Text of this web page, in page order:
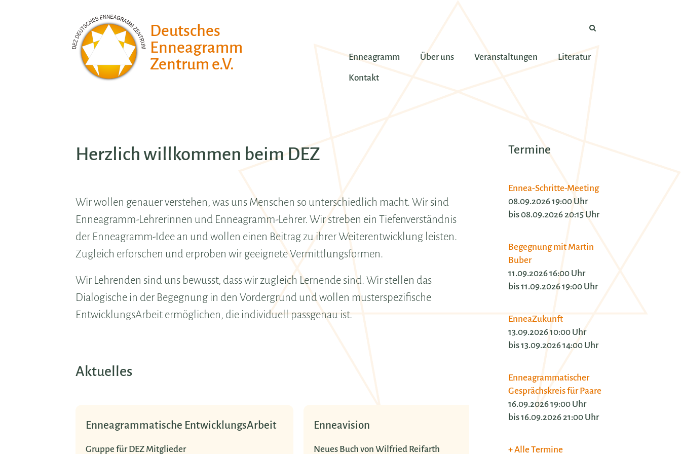
Deutsches
Enneagramm
Zentrum e.V.
Enneagramm Über uns Veranstaltungen Literatur
Kontakt
Herzlich willkommen beim DEZ
Wir wollen genauer verstehen, was uns Menschen so unterschiedlich macht. Wir sind
Enneagramm-Lehrerinnen und Enneagramm-Lehrer. Wir streben ein Tiefenverständnis
der Enneagramm-Idee an und wollen einen Beitrag zu ihrer Weiterentwicklung leisten.
Zugleich erforschen und erproben wir geeignete Vermittlungsformen.
Wir Lehrenden sind uns bewusst, dass wir zugleich Lernende sind. Wir stellen das
Dialogische in der Begegnung in den Vordergrund und wollen musterspezifische
EntwicklungsArbeit ermöglichen, die individuell passgenau ist.
Aktuelles
Enneavision
Neues Buch von Wilfried Reifarth
Gelebtes Enneagramm
Auf der Grundlage der Enneagramm-Idee möchten wir in
Termine
Ennea-Schritte-Meeting
08.09.2026 19:00 Uhr
bis 08.09.2026 20:15 Uhr
Begegnung mit Martin
Buber
11.09.2026 16:00 Uhr
bis 11.09.2026 19:00 Uhr
EnneaZukunft
13.09.2026 10:00 Uhr
bis 13.09.2026 14:00 Uhr
Enneagrammatischer
Gesprächskreis für Paare
16.09.2026 19:00 Uhr
bis 16.09.2026 21:00 Uhr
Alle Termine